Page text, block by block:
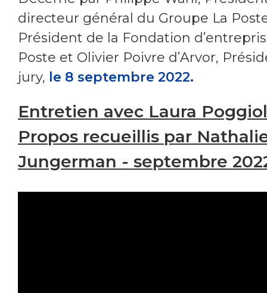
directeur général du Groupe La
Président de la Fondation
Poste et Olivier Poivre d’Arvor,
jury, le 8 septembre 2022.
Entretien avec Laura
Propos recueillis par
Jungerman - septembre